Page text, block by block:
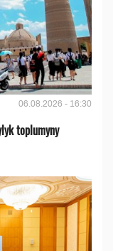
06.08.2026 - 16:30
toplumyny